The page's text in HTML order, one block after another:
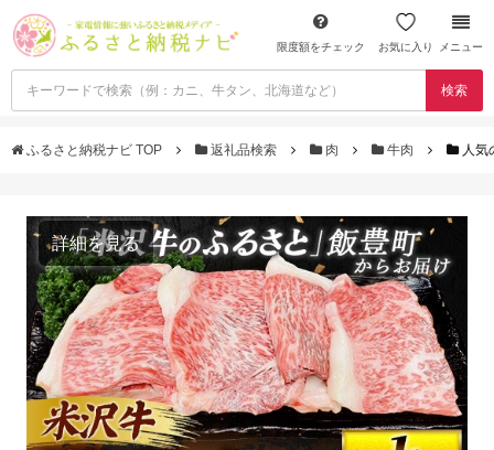
限度額をチェック お気に入り メニュー
検索
ふるさと納税ナビ TOP 返礼品検索 肉 牛肉 人気
詳細を見る